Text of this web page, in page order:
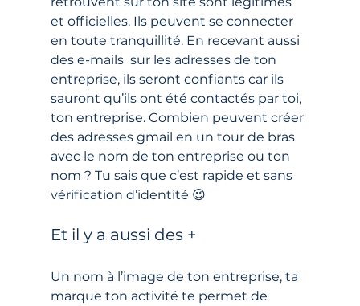
et officielles. Ils peuvent se connecter
en toute tranquillité. En recevant aussi
des e-mails  sur les adresses de ton
entreprise, ils seront confiants car ils
sauront qu’ils ont été contactés par toi,
ton entreprise. Combien peuvent créer
des adresses gmail en un tour de bras
avec le nom de ton entreprise ou ton
nom ? Tu sais que c’est rapide et sans
vérification d’identité 😉
Et il y a aussi des +
Un nom à l’image de ton entreprise, ta
marque ton activité te permet de